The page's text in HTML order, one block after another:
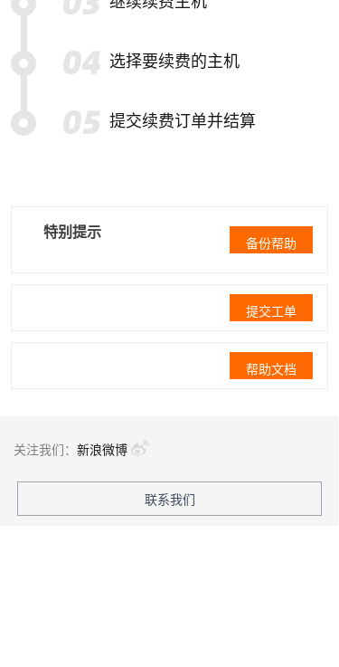
选择要续费的主机
提交续费订单并结算
特别提示
备份帮助
提交工单
帮助文档